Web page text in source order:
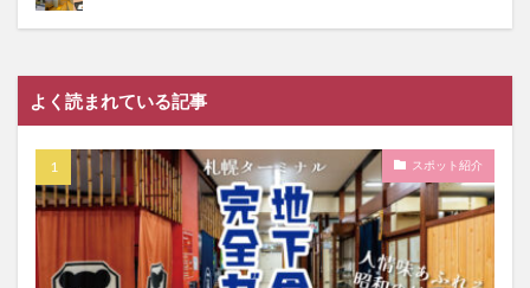
よく読まれている記事
スポット紹介